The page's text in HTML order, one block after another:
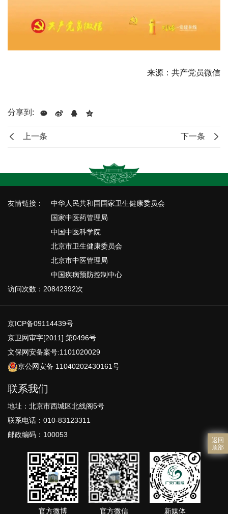
返回
顶部
来源：共产党员微信
分享到:
上一条 下一条
友情链接：
中华人民共和国国家卫生健康委员会
国家中医药管理局
中国中医科学院
北京市卫生健康委员会
北京市中医管理局
中国疾病预防控制中心
访问次数：20842392次
京ICP备09114439号
京卫网审字[2011] 第0496号
文保网安备案号:1101020029
京公网安备 11040202430161号
联系我们
地址：北京市西城区北线阁5号
联系电话：010-83123311
邮政编码：100053
官方微博 官方微信 新媒体